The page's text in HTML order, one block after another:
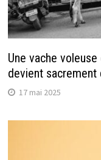
Une vache
devient sacrement
17 mai 2025